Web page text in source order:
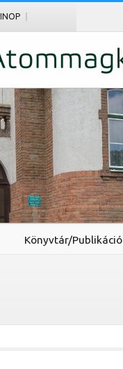
Könyvtár/Publikáció